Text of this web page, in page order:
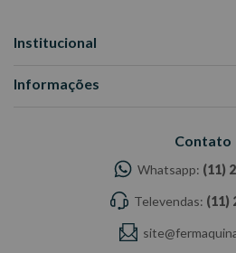
Institucional
Informações
Contato
Whatsapp: (11)
Televendas: (11)